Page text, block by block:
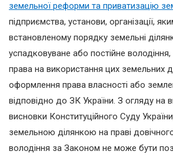
земельної реформи та приватизацію
підприємства, установи, організації,
встановленому порядку земельні
успадковуване або постійне володіння,
права на використання цих земельних
оформлення права власності або
відповідно до ЗК України. З огляду на
висновки Конституційного Суду
земельною ділянкою на праві
володіння за Законом не може бути